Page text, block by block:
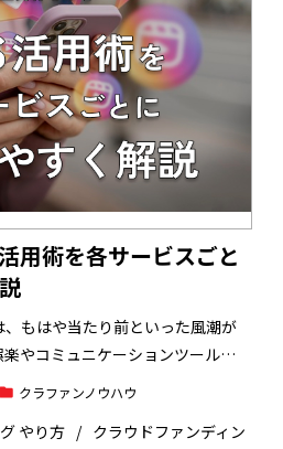
用術を各サービスごと
もはや当たり前といった風潮が
やコミュニケーションツールで
に大きな影響を及ぼす重要なも
多くありません。企業がSNSを運
クラファンノウハウ
やり方
クラウドファンディン